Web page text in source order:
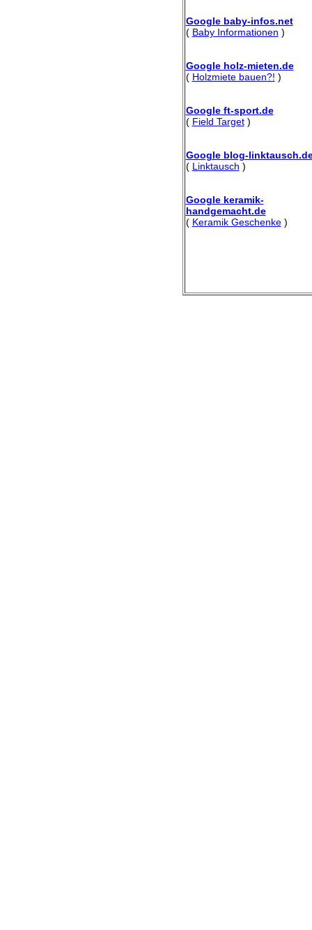
Google baby-infos.net
( Baby Informationen )
Google holz-mieten.de
( Holzmiete bauen?! )
Google ft-sport.de
( Field Target)
Google blog-
( Linktausch )
Google keramik-
handgemacht.de
( Keramik Geschenke)